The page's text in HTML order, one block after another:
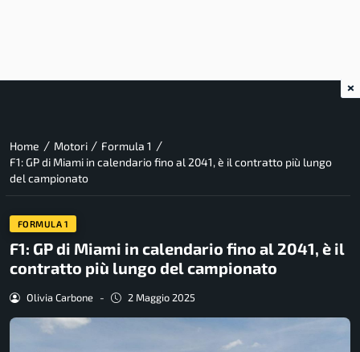
Home / Motori / Formula 1 /
F1: GP di Miami in calendario fino al 2041, è il contratto più lungo
del campionato
FORMULA 1
F1: GP di Miami in calendario fino al 2041, è il
contratto più lungo del campionato
Olivia Carbone - 2 Maggio 2025
×